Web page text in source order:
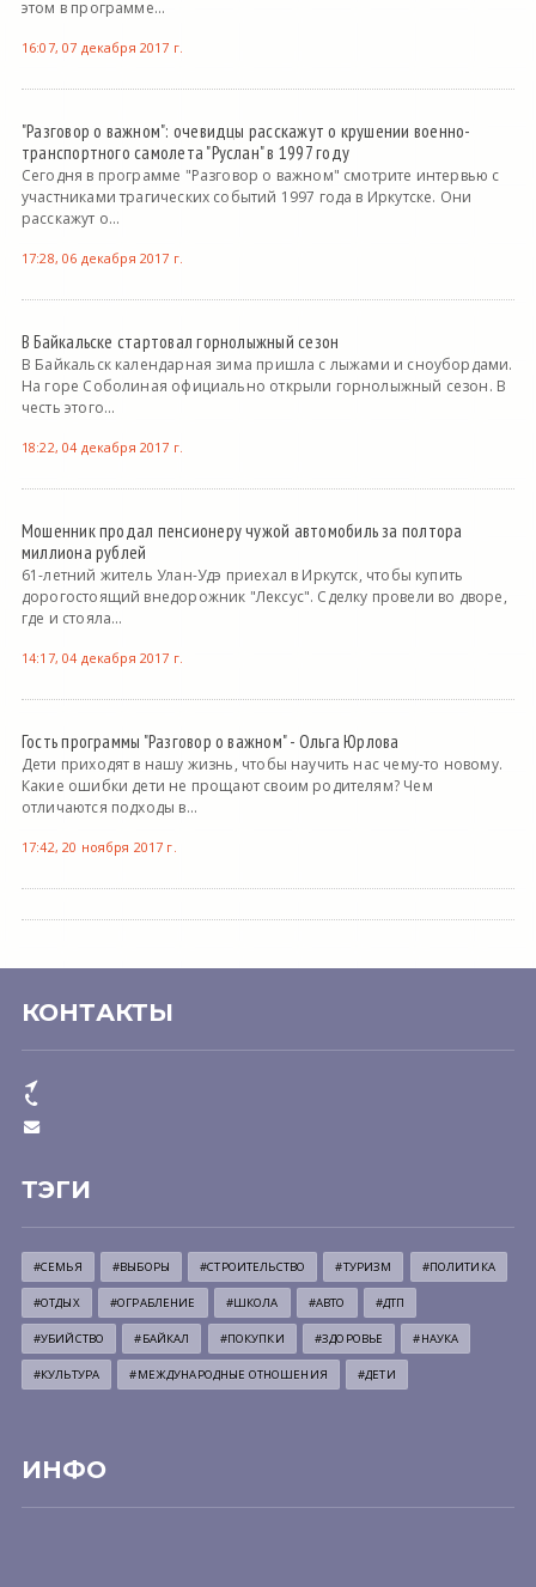
этом в программе...
16:07, 07 декабря 2017 г.
"Разговор о важном": очевидцы расскажут о крушении военно-
транспортного самолета "Руслан" в 1997 году
Сегодня в программе "Разговор о важном" смотрите интервью с
участниками трагических событий 1997 года в Иркутске. Они
расскажут о...
17:28, 06 декабря 2017 г.
В Байкальске стартовал горнолыжный сезон
В Байкальск календарная зима пришла с лыжами и сноубордами.
На горе Соболиная официально открыли горнолыжный сезон. В
честь этого...
18:22, 04 декабря 2017 г.
Мошенник продал пенсионеру чужой автомобиль за полтора
миллиона рублей
61-летний житель Улан-Удэ приехал в Иркутск, чтобы купить
дорогостоящий внедорожник "Лексус". Сделку провели во дворе,
где и стояла...
14:17, 04 декабря 2017 г.
Гость программы "Разговор о важном" - Ольга Юрлова
Дети приходят в нашу жизнь, чтобы научить нас чему-то новому.
Какие ошибки дети не прощают своим родителям? Чем
отличаются подходы в...
17:42, 20 ноября 2017 г.
КОНТАКТЫ
ТЭГИ
#СЕМЬЯ #ВЫБОРЫ #СТРОИТЕЛЬСТВО #ТУРИЗМ #ПОЛИТИКА
#ОТДЫХ #ОГРАБЛЕНИЕ #ШКОЛА #АВТО #ДТП
#УБИЙСТВО #БАЙКАЛ #ПОКУПКИ #ЗДОРОВЬЕ #НАУКА
#КУЛЬТУРА #МЕЖДУНАРОДНЫЕ ОТНОШЕНИЯ #ДЕТИ
ИНФО